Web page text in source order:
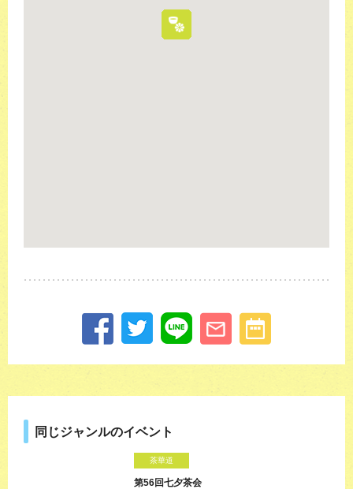
同じジャンルのイベント
茶華道
第56回七夕茶会